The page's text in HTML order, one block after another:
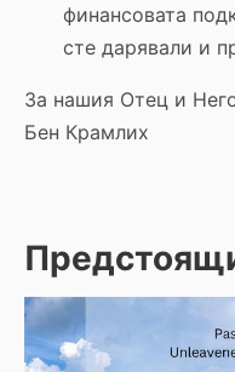
финансовата
сте дарявали и
За нашия Отец и
Бен Крамлих